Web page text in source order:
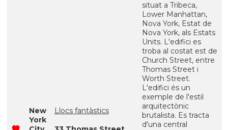
New
York
Llocs fantàstics
situat a Tribeca,
Lower Manhattan,
Nova York, Estat de
Nova York, als Estats
Units. L'edifici es
troba al costat est de
Church Street, entre
Thomas Street i
Worth Street.
L'edifici és un
exemple de l'estil
arquitectònic
brutalista. Es tracta
d'una central